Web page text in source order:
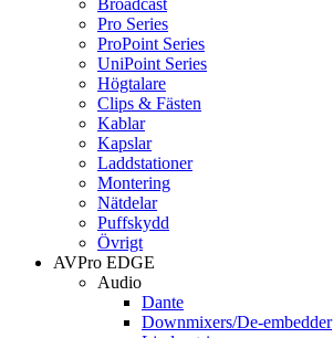
Broadcast
Pro Series
ProPoint Series
UniPoint Series
Högtalare
Clips & Fästen
Kablar
Kapslar
Laddstationer
Montering
Nätdelar
Puffskydd
Övrigt
AVPro EDGE
Audio
Dante
Downmixers/De-embedder